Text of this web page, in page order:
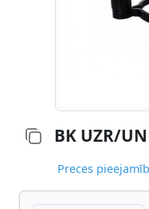
BK UZR/
Preces